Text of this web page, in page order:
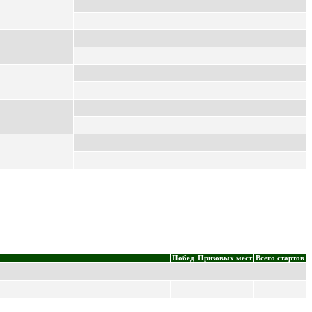
Побед Призовых мест Всего стартов